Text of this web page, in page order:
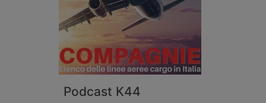
Podcast K44